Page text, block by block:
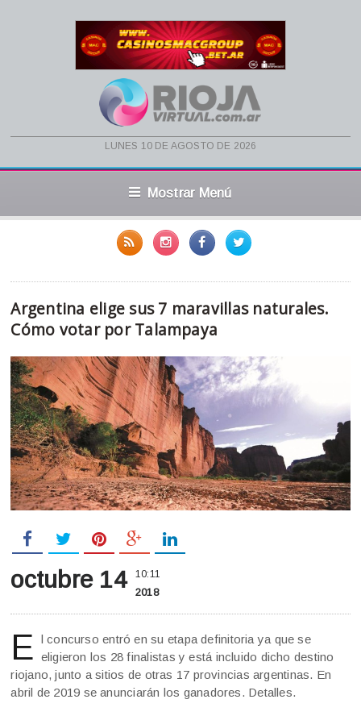
lunes 10 de agosto de 2026
Mostrar Menú
Argentina elige sus 7 maravillas naturales.
Cómo votar por Talampaya
octubre 14 10:11
2018
E l concurso entró en su etapa definitoria ya que se
eligieron los 28 finalistas y está incluido dicho destino
riojano, junto a sitios de otras 17 provincias argentinas. En
abril de 2019 se anunciarán los ganadores. Detalles.